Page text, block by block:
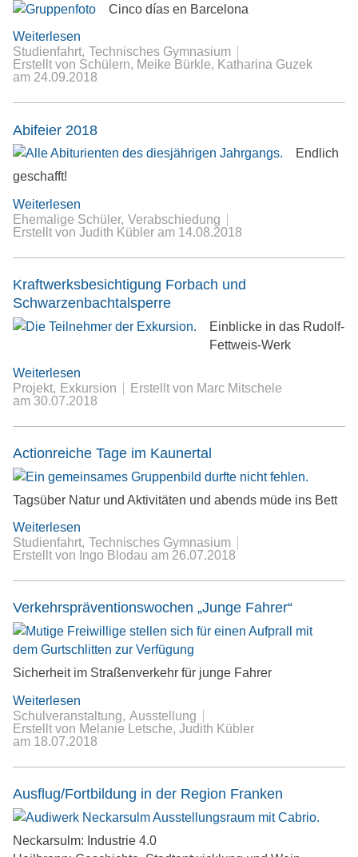
Cinco días en Barcelona
Weiterlesen
Studienfahrt Technisches Gymnasium
Erstellt von Schülern, Meike Bürkle, Katharina Guzek
am 24.09.2018
Abifeier 2018
Endlich
geschafft!
Weiterlesen
Ehemalige Schüler Verabschiedung
Erstellt von Judith Kübler am 14.08.2018
Kraftwerksbesichtigung Forbach und
Schwarzenbachtalsperre
Einblicke in das Rudolf-
Fettweis-Werk
Weiterlesen
Projekt
Exkursion
Erstellt von Marc Mitschele
am 30.07.2018
Actionreiche Tage im Kaunertal
Tagsüber Natur und Aktivitäten und abends müde ins Bett
Weiterlesen
Studienfahrt Technisches Gymnasium
Erstellt von Ingo Blodau am 26.07.2018
Verkehrspräventionswochen „Junge Fahrer“
Sicherheit im Straßenverkehr für junge Fahrer
Weiterlesen
Schulveranstaltung Ausstellung
Erstellt von Melanie Letsche, Judith Kübler
am 18.07.2018
Ausflug/Fortbildung in der Region Franken
Neckarsulm: Industrie 4.0